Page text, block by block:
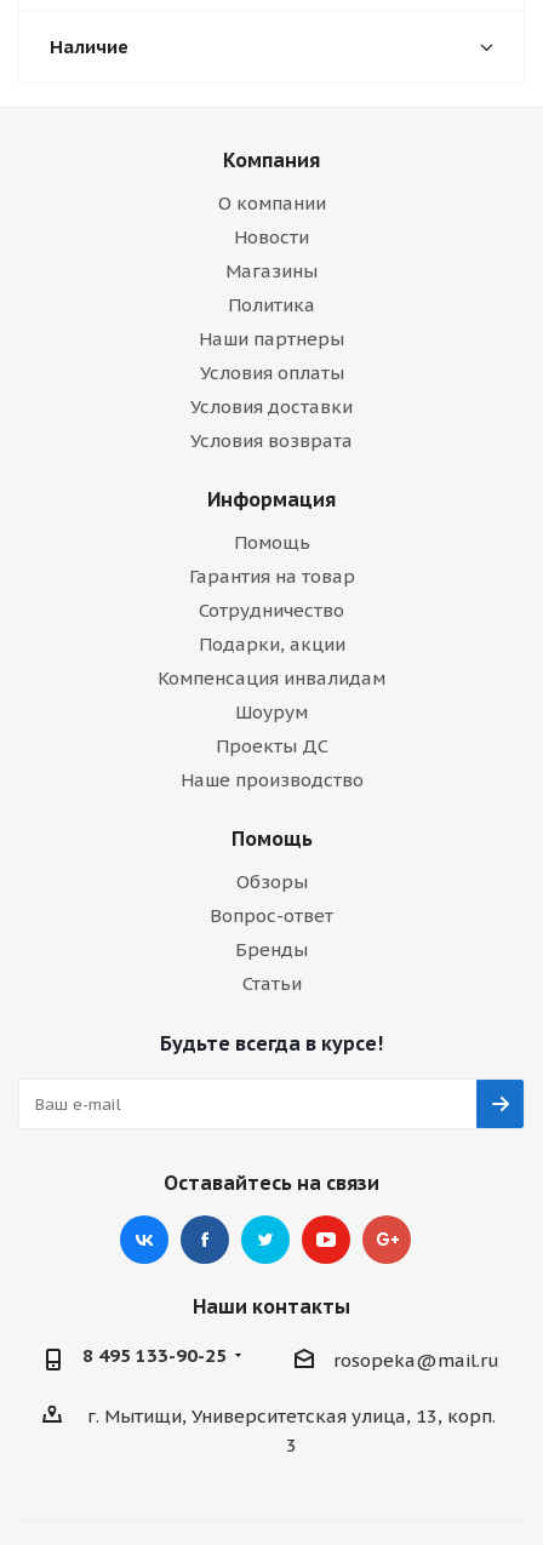
Наличие
Компания
О компании
Новости
Магазины
Политика
Наши партнеры
Условия оплаты
Условия доставки
Условия возврата
Информация
Помощь
Гарантия на товар
Сотрудничество
Подарки, акции
Компенсация инвалидам
Шоурум
Проекты ДС
Наше производство
Помощь
Обзоры
Вопрос-ответ
Бренды
Статьи
Будьте всегда в курсе!
Оставайтесь на связи
Наши контакты
8 495 133-90-25 rosopeka@mail.ru
г. Мытищи, Университетская улица, 13, корп.
3